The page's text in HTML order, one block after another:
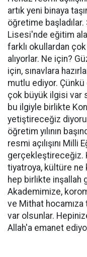
artık yeni binaya
öğretime
Lisesi'nde eğitim
farklı okullardan
alıyorlar. Ne için?
için, sınavlara
mutlu ediyor. Çünkü
çok büyük ilgisi var
bu ilgiyle birlikte
yetiştireceğiz
öğretim yılının
resmi açılışını Milli
gerçekleştireceğiz.
tiyatroya, kültüre ne
hep birlikte inşallah
Akademimize,
ve Mithat
var olsunlar.
Allah'a emanet